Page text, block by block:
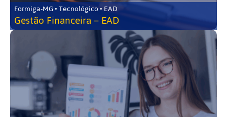
Formiga-MG • Tecnológico • EAD
Gestão Financeira – EAD